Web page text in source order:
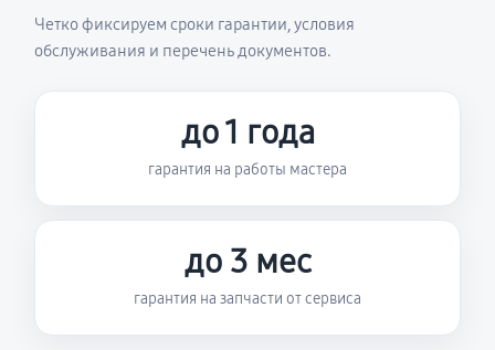
Четко фиксируем сроки гарантии, условия
обслуживания и перечень документов.
до 1 года
гарантия на работы мастера
до 3 мес
гарантия на запчасти от сервиса